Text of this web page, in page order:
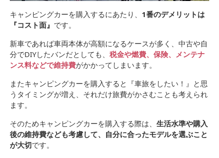
キャンピングカーを購入するにあたり、 1番のデメリットは
『コスト面』 です。
新車であれば車両本体が高額になるケースが多く、中古や自
分でDIYしたバンだとしても、 税金や燃費、保険、メンテナ
ンス料などで維持費がかかってしまいます。
またキャンピングカーを購入すると『車旅をしたい！』と思
うタイミングが増え、それだけ旅費がかさむことも考えられ
ます。
そのためキャンピングカーを購入する際は、 生活水準や購入
後の維持費なども考慮して、自分に合ったモデルを選ぶこと
が大切です。